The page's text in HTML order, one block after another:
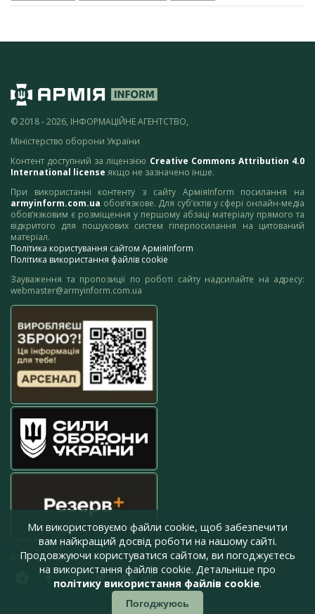
© 2018 - 2026, ІНФОРМАЦІЙНЕ АГЕНТСТВО,
Міністерство оборони України
Контент доступний за ліцензією Creative Commons Attribution 4.0
International license якщо не зазначено інше.
При використанні контенту з сайту АрміяInform посилання на
armyinform.com.ua обов’язкове. Для суб’єктів у сфері онлайн-медіа
обов’язковим є розміщення у першому абзаці матеріалу прямого та
відкритого для пошукових систем гіперпосилання на цитований
матеріал.
Політика користування сайтом АрміяInform
Політика використання файлів cookie
Зауваження та пропозиції по роботі сайту надсилайте на адресу:
webmaster@armyinform.com.ua
press@armyinform.com.ua
Ми використовуємо файли cookie, щоб забезпечити
вам найкращий досвід роботи на нашому сайті.
Продовжуючи користуватися сайтом, ви погоджуєтесь
на використання файлів cookie. Детальніше про
політику використання файлів cookie.
Погоджуюсь